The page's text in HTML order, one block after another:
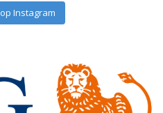
Instagram